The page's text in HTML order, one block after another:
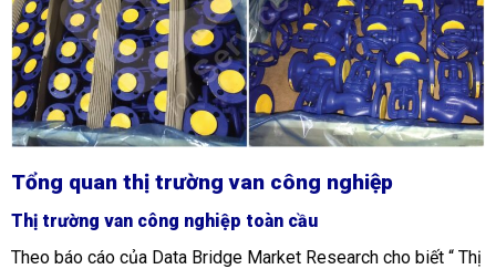
Tổng quan thị trường van công nghiệp
Thị trường van công nghiệp toàn cầu
Theo báo cáo của Data Bridge Market Research cho biết “ Thị